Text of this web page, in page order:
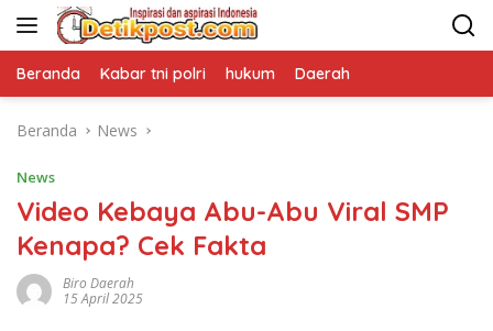
Langsung
Beranda Kabar tni polri hukum Daerah
Beranda News
News
Video Kebaya Abu-Abu Viral SMP
Kenapa? Cek Fakta
Biro Daerah
15 April 2025